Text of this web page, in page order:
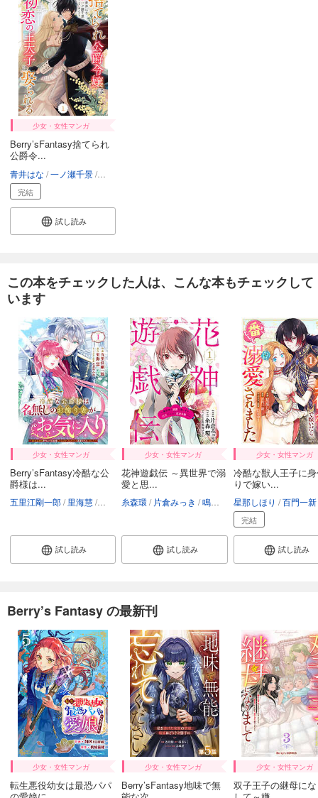
少女・女性マンガ
Berry’sFantasy捨てられ
公爵令...
青井はな 一ノ瀬千景
完結
試し読み
この本をチェックした人は、こんな本もチェックして
います
少女・女性マンガ
Berry’sFantasy冷酷な公
爵様は...
五里江剛一郎 里海慧 なおやみか
試し読み
少女・女性マンガ
花神遊戯伝 ～異世界で溺
愛と思...
糸森環 片倉みっき 鳴海ゆき
試し読み
少女・女性マンガ
冷酷な獣人王子に
りで嫁い...
星那しほり 百門一新
完結
試し読み
Berry’s Fantasy の最新刊
少女・女性マンガ
転生悪役幼女は最恐パパ
少女・女性マンガ
Berry’sFantasy地味で無
少女・女性マンガ
双子王子の継母に